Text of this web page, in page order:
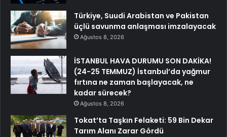
Türkiye, Suudi Arabistan ve Pakistan
üçlü savunma anlaşması imzalayacak
Ağustos 8, 2026
İSTANBUL HAVA DURUMU SON DAKİKA!
(24-25 TEMMUZ) İstanbul’da yağmur
fırtına ne zaman başlayacak, ne
kadar sürecek?
Ağustos 8, 2026
Tokat’ta Taşkın Felaketi: 59 Bin Dekar
Tarım Alanı Zarar Gördü